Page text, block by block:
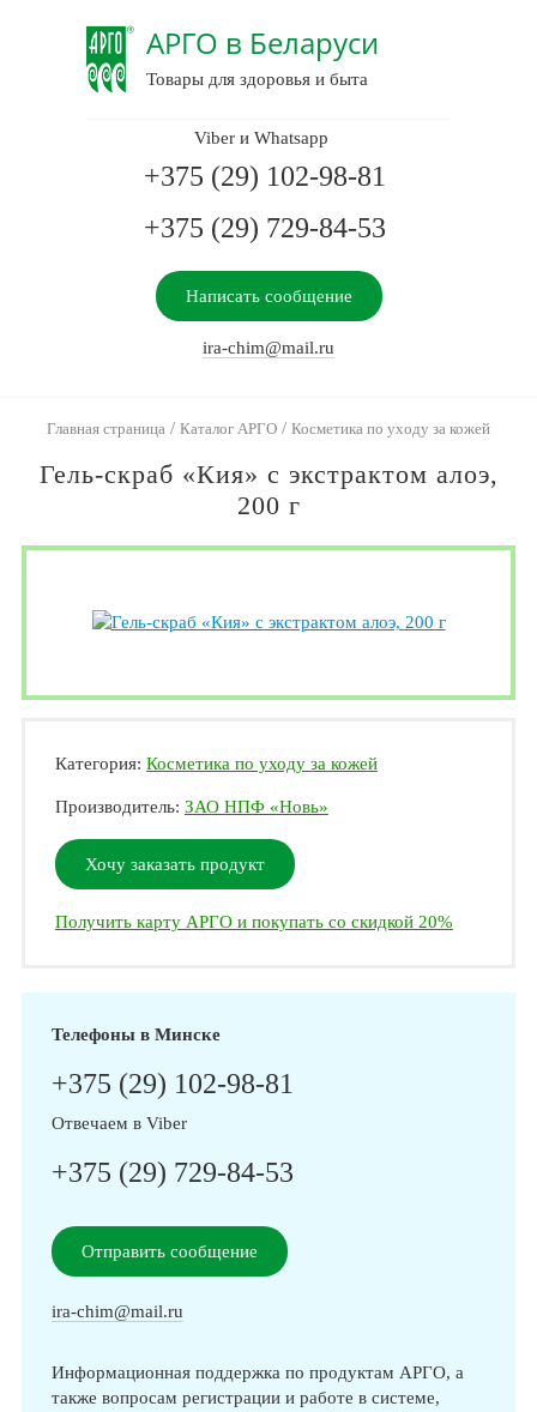
АРГО в Беларуси
Товары для здоровья и быта
Viber и Whatsapp
+375 (29) 102-98-81
+375 (29) 729-84-53
Написать сообщение
ira-chim@mail.ru
Главная страница / Каталог АРГО / Косметика по уходу за кожей
Гель-скраб «Кия» с экстрактом алоэ,
200 г
Категория: Косметика по уходу за кожей
Производитель: ЗАО НПФ «Новь»
Хочу заказать продукт
Получить карту АРГО и покупать со скидкой 20%
Телефоны в Минске
+375 (29) 102-98-81
Отвечаем в Viber
+375 (29) 729-84-53
Отправить сообщение
ira-chim@mail.ru
Информационная поддержка по продуктам АРГО, а
также вопросам регистрации и работе в системе,